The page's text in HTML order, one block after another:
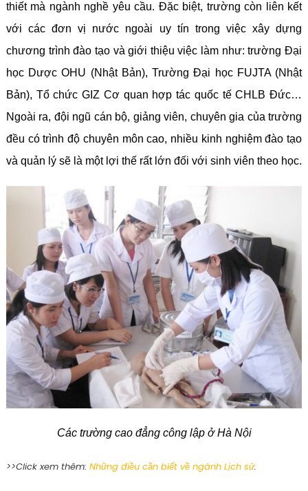
thiết mà ngành nghề yêu cầu. Đặc biệt, trường còn liên kết
với các đơn vị nước ngoài uy tín trong việc xây dựng
chương trình đào tạo và giới thiệu việc làm như: trường Đại
học Dược OHU (Nhật Bản), Trường Đại học FUJTA (Nhật
Bản), Tổ chức GIZ Cơ quan hợp tác quốc tế CHLB Đức…
Ngoài ra, đội ngũ cán bộ, giảng viên, chuyên gia của trường
đều có trình độ chuyên môn cao, nhiều kinh nghiệm đào tạo
và quản lý sẽ là một lợi thế rất lớn đối với sinh viên theo học.
Các trường cao đẳng công lập ở Hà Nội
>>Click xem thêm: Những điều cần biết về ngành Lịch sử.